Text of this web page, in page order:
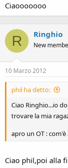
Ciaooooooo
R Ringhio
New
10 Marzo 2012
phil ha detto:
Ciao Ringhio...io
trovare la mia
apro un OT :
Ciao phil,poi alla